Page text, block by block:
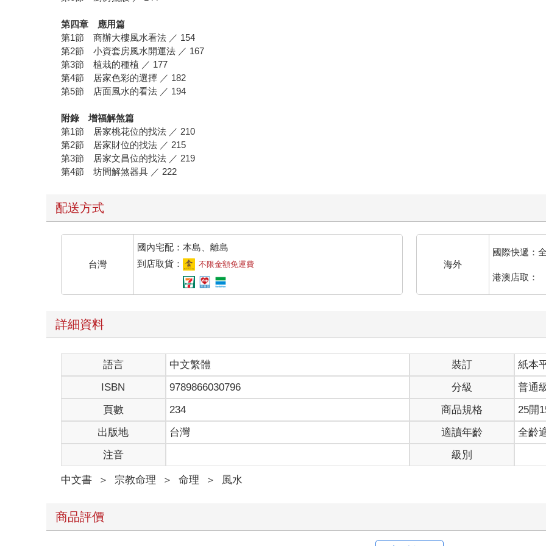
第四章 應用篇
第1節 商辦大樓風水看法 ／ 154
第2節 小資套房風水開運法 ／ 167
第3節 植栽的種植 ／ 177
第4節 居家色彩的選擇 ／ 182
第5節 店面風水的看法 ／ 194
附錄 增福解煞篇
第1節 居家桃花位的找法 ／ 210
第2節 居家財位的找法 ／ 215
第3節 居家文昌位的找法 ／ 219
第4節 坊間解煞器具 ／ 222
配送方式
台灣
國內宅配：本島、離島
到店取貨：
不限金額免運費 海外
國際快遞：
港澳店取：
詳細資料
語言 中文繁體 裝訂
紙本
ISBN
9789866030796 分級
普通
頁數
234 商品規格
25開
出版地
台灣 適讀年齡
全齡
注音
級別
中文書 ＞ 宗教命理 ＞ 命理 ＞ 風水
商品評價